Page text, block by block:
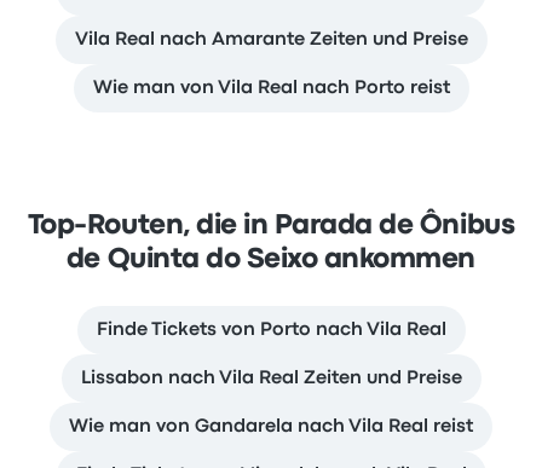
Vila Real nach Amarante Zeiten und Preise
Wie man von Vila Real nach Porto reist
Top-Routen, die in Parada de Ônibus
de Quinta do Seixo ankommen
Finde Tickets von Porto nach Vila Real
Lissabon nach Vila Real Zeiten und Preise
Wie man von Gandarela nach Vila Real reist